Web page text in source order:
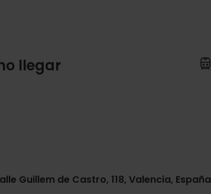
llegar
Guillem de Castro, 118, Valencia, España